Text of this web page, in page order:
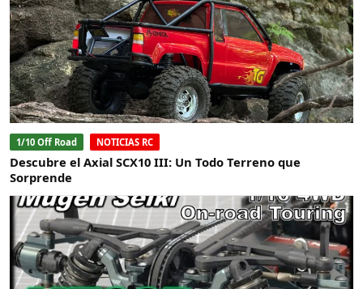
1/10 Off Road NOTICIAS RC
Descubre el Axial SCX10 III: Un Todo Terreno que
Sorprende